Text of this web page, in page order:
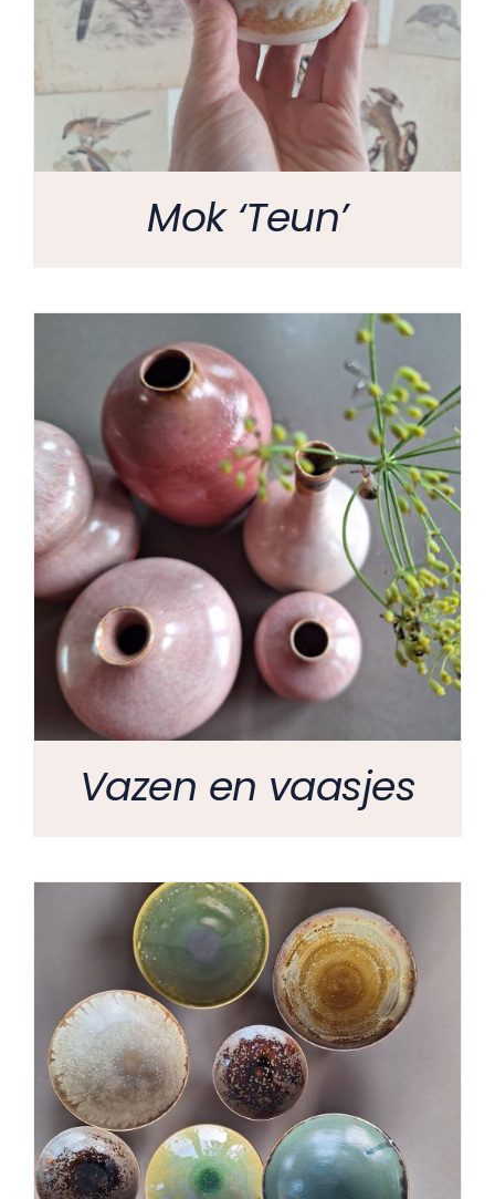
Mok ‘Teun’
Vazen en vaasjes